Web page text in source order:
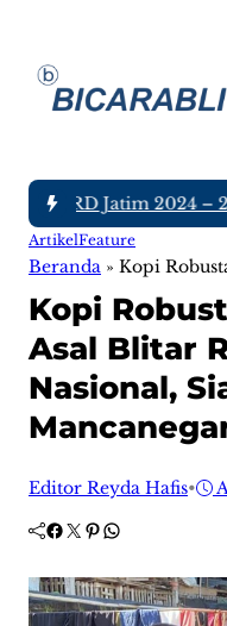
DPRD Jatim 2024 –
ArtikelFeature
Beranda » Kopi
Kopi
Asal Blitar
Nasional,
Editor Reyda Hafis•
Facebook Twitter Pinterest WhatsApp